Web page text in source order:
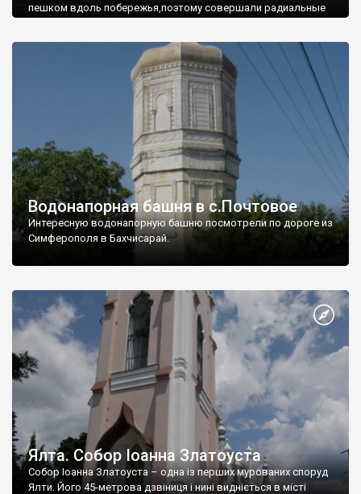
пешком вдоль побережья,поэтому совершали радиальные
Водонапорная башня в с.Почтовое
Интересную водонапорную башню посмотрели по дороге из
Симферополя в Бахчисарай.
Ялта. Собор Іоанна Златоуста
Собор Іоанна Златоуста – одна із перших мурованих споруд
Ялти. Його 45-метрова дзвіниця і нині видніється в місті